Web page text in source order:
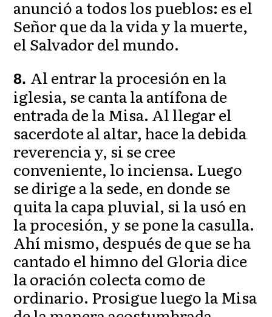
anunció a todos los pueblos: es el
Señor que da la vida y la muerte,
el Salvador del mundo.
8. Al entrar la procesión en la
iglesia, se canta la antífona de
entrada de la Misa. Al llegar el
sacerdote al altar, hace la debida
reverencia y, si se cree
conveniente, lo inciensa. Luego
se dirige a la sede, en donde se
quita la capa pluvial, si la usó en
la procesión, y se pone la casulla.
Ahí mismo, después de que se ha
cantado el himno del Gloria dice
la oración colecta como de
ordinario. Prosigue luego la Misa